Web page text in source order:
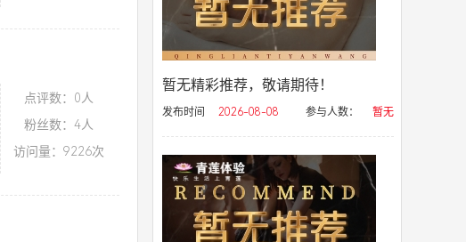
点评数：0人
粉丝数：4人
访问量：9226次
暂无精彩推荐，敬请期待！
发布时间 2026-08-08 参与人数： 暂无